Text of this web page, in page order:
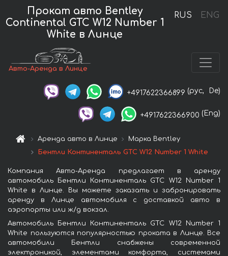
RUS ENG
Прокат авто Bentley
Continental GTC W12 Number 1
White в Линце
Авто-Аренда в Линце
+4917622366899 (рус, De)
+4917622366900 (Eng)
Аренда авто в Линце
Марка Bentley
Бентли Континенталь GTC W12 Number 1 White
Компания Авто-Аренда предлагает в аренду
автомобиль Бентли Континенталь GTC W12 Number 1
White в Линце. Вы можете заказать и забронировать
аренду в Линце автомобиля с доставкой авто в
аэропорты или ж/д вокзал.
Автомобиль Бентли Континенталь GTC W12 Number 1
White пользуются популярностью проката в Линце. Все
автомобили Бентли снабжены современной
электроникой, элементами комфорта, системами